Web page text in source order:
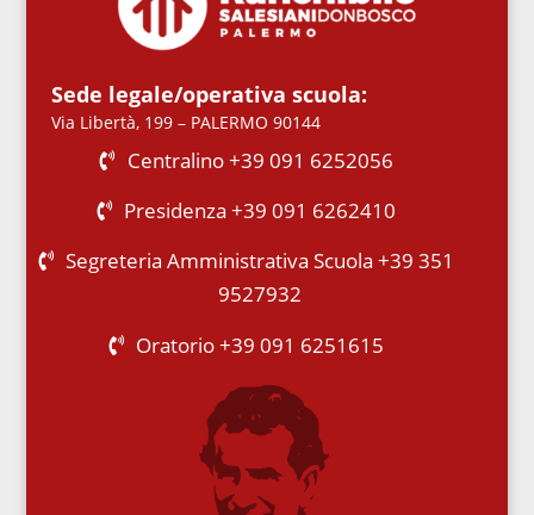
Sede legale/operativa scuola:
Via Libertà, 199 – PALERMO 90144
Centralino +39 091 6252056
Presidenza +39 091 6262410
Segreteria Amministrativa Scuola +39 351
9527932
Oratorio +39 091 6251615